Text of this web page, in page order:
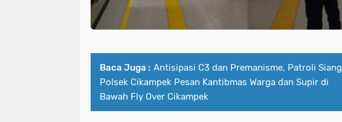
Baca Juga : Antisipasi C3 dan Premanisme, Patroli Siang
Polsek Cikampek Pesan Kantibmas Warga dan Supir di
Bawah Fly Over Cikampek